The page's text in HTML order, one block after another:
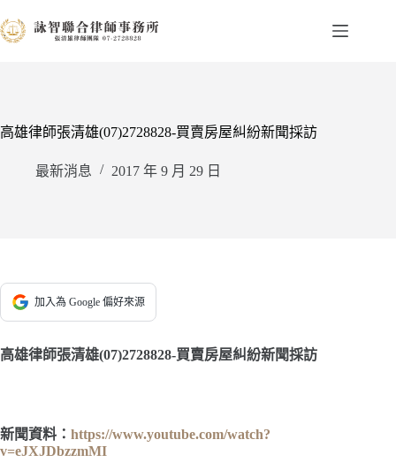
至
高雄律師張清雄(07)2728828-買賣房屋糾紛新聞採訪
最新消息 2017 年 9 月 29 日
加入為 Google 偏好來源
高雄律師張清雄(07)2728828-買賣房屋糾紛新聞採訪
新聞資料： https://www.youtube.com/watch?
v=eJXJDbzzmMI